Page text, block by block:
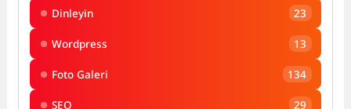
Dinleyin 23
Wordpress 13
Foto Galeri 134
SEO 29